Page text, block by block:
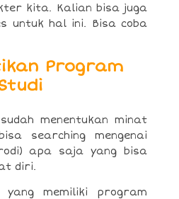
kita. Kalian bisa juga
untuk hal ini. Bisa coba
Program
menentukan minat
searching mengenai
apa saja yang bisa
diri.
yang memiliki program